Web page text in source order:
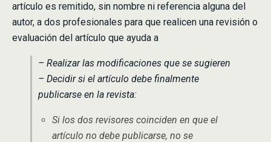
artículo es remitido, sin nombre ni referencia alguna del
autor, a dos profesionales para que realicen una revisión o
evaluación del artículo que ayuda a
– Realizar las modificaciones que se sugieren
– Decidir si el artículo debe finalmente
publicarse en la revista:
Si los dos revisores coinciden en que el
artículo no debe publicarse, no se